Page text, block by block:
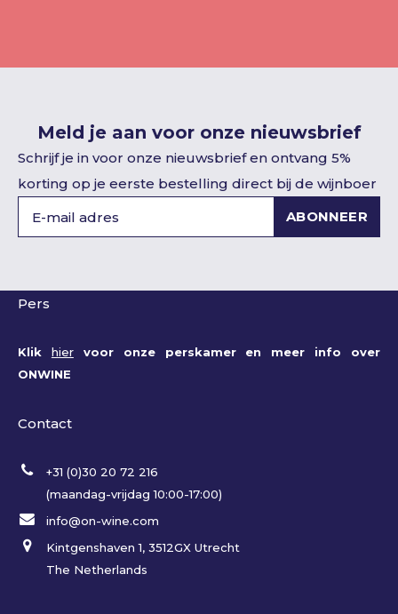
Meld je aan voor onze nieuwsbrief
Schrijf je in voor onze nieuwsbrief en ontvang 5%
korting op je eerste bestelling direct bij de wijnboer
ABONNEER
Pers
Klik hiervoor onze perskamer en meer info over
ONWINE
Contact
+31 (0)30 20 72 216
(maandag-vrijdag 10:00-17:00)
info@on-wine.com
Kintgenshaven 1, 3512GX Utrecht
The Netherlands